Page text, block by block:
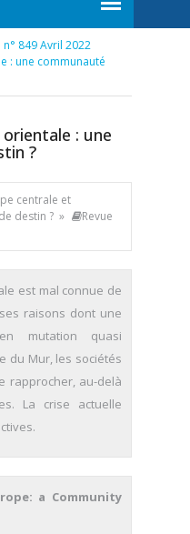
n° 849 Avril 2022
: une communauté
: une
?
centrale et
destin ? »
Revue
est mal connue de
raisons dont une
mutation quasi
du Mur, les sociétés
rapprocher, au-delà
La crise actuelle
a Community